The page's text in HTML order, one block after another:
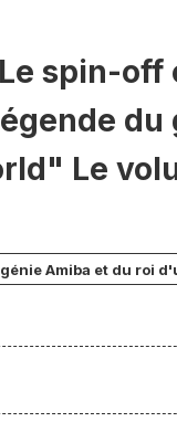
spin-
Le
Amiba et du roi